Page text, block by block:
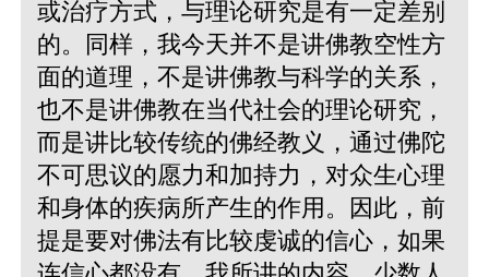
或治疗方式，与理论研究是有一定差别
的。同样，我今天并不是讲佛教空性方
面的道理，不是讲佛教与科学的关系，
也不是讲佛教在当代社会的理论研究，
而是讲比较传统的佛经教义，通过佛陀
不可思议的愿力和加持力，对众生心理
和身体的疾病所产生的作用。因此，前
提是要对佛法有比较虔诚的信心，如果